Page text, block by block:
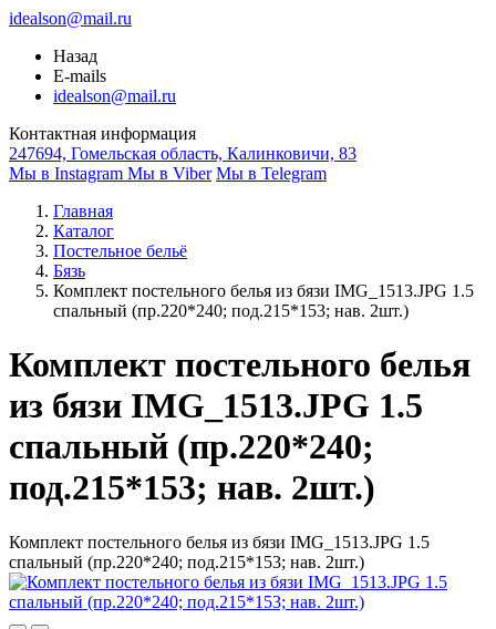
idealson@mail.ru
Назад
E-mails
idealson@mail.ru
Контактная информация
247694, Гомельская область, Калинковичи, 83
Мы в Instagram Мы в Viber Мы в Telegram
Главная
Каталог
Постельное бельё
Бязь
Комплект постельного белья из бязи IMG_1513.JPG 1.5
спальный (пр.220*240; под.215*153; нав. 2шт.)
Комплект постельного белья
из бязи IMG_1513.JPG 1.5
спальный (пр.220*240;
под.215*153; нав. 2шт.)
Комплект постельного белья из бязи IMG_1513.JPG 1.5
спальный (пр.220*240; под.215*153; нав. 2шт.)